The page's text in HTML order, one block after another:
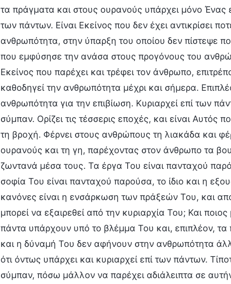
τα πράγματα και στους ουρανούς υπάρχει μόνο Ένας
των πάντων. Είναι Εκείνος που δεν έχει αντικρίσει
ανθρωπότητα, στην ύπαρξη του οποίου δεν πίστεψε
που εμφύσησε την ανάσα στους προγόνους του
Εκείνος που παρέχει και τρέφει τον άνθρωπο,
καθοδηγεί την ανθρωπότητα μέχρι και σήμερα.
ανθρωπότητα για την επιβίωση. Κυριαρχεί επί των
σύμπαν. Ορίζει τις τέσσερις εποχές, και είναι Αυτός
τη βροχή. Φέρνει στους ανθρώπους τη λιακάδα και
ουρανούς και τη γη, παρέχοντας στον άνθρωπο τα
ζωντανά μέσα τους. Τα έργα Του είναι πανταχού
σοφία Του είναι πανταχού παρούσα, το ίδιο και η
κανόνες είναι η ενσάρκωση των πράξεών Του, και
μπορεί να εξαιρεθεί από την κυριαρχία Του; Και
πάντα υπάρχουν υπό το βλέμμα Του και, επιπλέον, τα
και η δύναμή Του δεν αφήνουν στην ανθρωπότητα
ότι όντως υπάρχει και κυριαρχεί επί των πάντων.
σύμπαν, πόσω μάλλον να παρέχει αδιάλειπτα σε